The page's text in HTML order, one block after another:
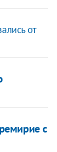
от
с